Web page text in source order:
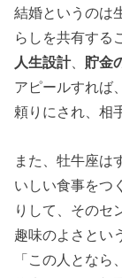
結婚というのは
らしを共有する
人生設計、 貯金
アピールすれば
頼りにされ、相
また、牡牛座は
いしい食事をつ
りして、そのセ
趣味のよさとい
「この人となら